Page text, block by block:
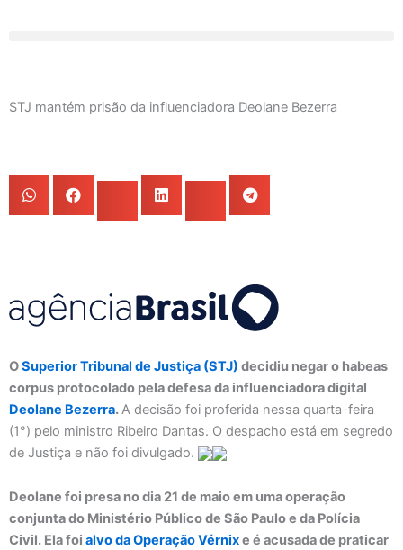
STJ mantém prisão da influenciadora Deolane Bezerra
OSuperior Tribunal de Justiça (STJ) decidiu negar o habeas
corpus protocolado pela defesa da influenciadora digital
Deolane Bezerra. A decisão foi proferida nessa quarta-feira
(1°) pelo ministro Ribeiro Dantas. O despacho está em segredo
de Justiça e não foi divulgado.
Deolane foi presa no dia 21 de maio em uma operação
conjunta do Ministério Público de São Paulo e da Polícia
Civil. Ela foi alvo da Operação Vérnixe é acusada de praticar